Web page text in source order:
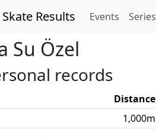
Skate Results Events Series
Su Özel
records
Distance
1,000m